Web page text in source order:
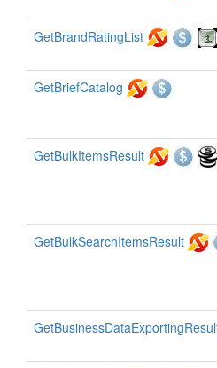
GetBrandRatingList
GetBriefCatalog
GetBulkItemsResult
GetBulkSearchItemsResult